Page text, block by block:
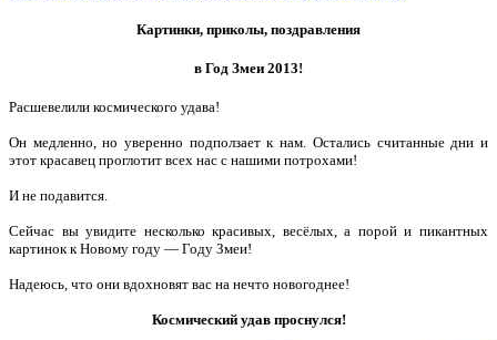
Картинки, приколы, поздравления
в Год Змеи 2013!
Расшевелили космического удава!
Он медленно, но уверенно подползает к нам. Остались считанные дни и
этот красавец проглотит всех нас с нашими потрохами!
И не подавится.
Сейчас вы увидите несколько красивых, весёлых, а порой и пикантных
картинок к Новому году — Году Змеи!
Надеюсь, что они вдохновят вас на нечто новогоднее!
Космический удав проснулся!